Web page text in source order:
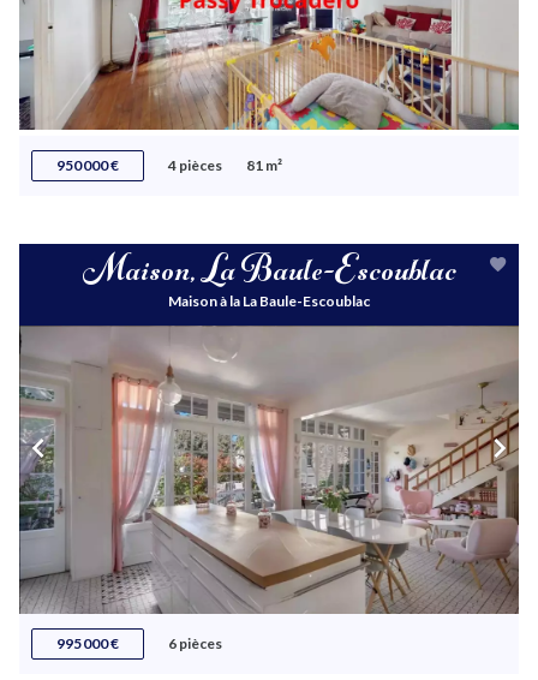
950 000 € 4 pièces 81 m²
Maison, La Baule-Escoublac
Maison à la La Baule-Escoublac
995 000 € 6 pièces